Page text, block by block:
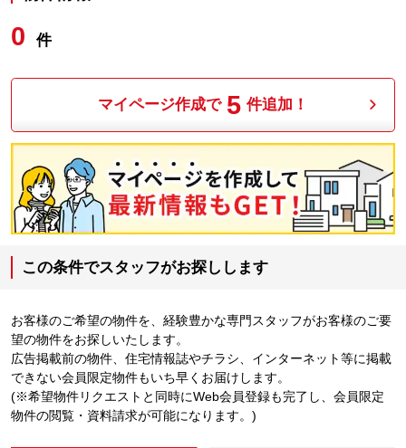
0 件
マイページ作成で 5 件追加！
この条件でスタッフがお探しします
お客様のご希望の物件を、経験豊かな専門スタッフがお客様のご要
望の物件をお探しいたします。
広告掲載前の物件、住宅情報誌やチラシ、インターネット等に掲載
できない会員限定物件もいち早くお届けします。
(※希望物件リクエストと同時にWeb会員登録も完了し、会員限定
物件の閲覧・資料請求が可能になります。)